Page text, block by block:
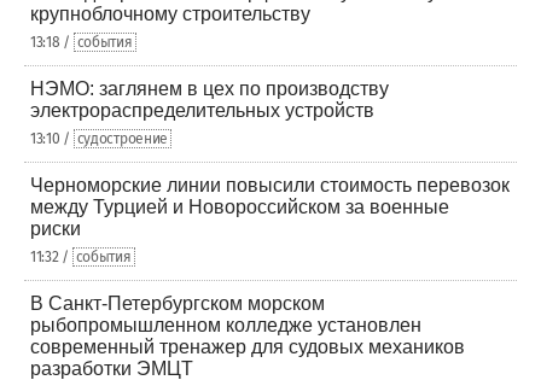
крупноблочному строительству
13:18 / события
НЭМО: заглянем в цех по производству
электрораспределительных устройств
13:10 / судостроение
Черноморские линии повысили стоимость перевозок
между Турцией и Новороссийском за военные
риски
11:32 / события
В Санкт-Петербургском морском
рыбопромышленном колледже установлен
современный тренажер для судовых механиков
разработки ЭМЦТ